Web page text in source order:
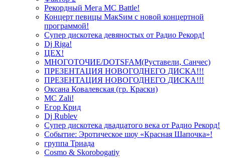
Рекордный Мега МС Battle!
Концерт певицы МакSим с новой концертной
программой!
Супер дискотека девяностых от Радио Рекорд!
Dj Riga!
ЦЕХ!
МНОГОТОЧИЕ/DOTSFAM(Руставели, Санчес)
ПРЕЗЕНТАЦИЯ НОВОГОДНЕГО ДИСКА!!!
ПРЕЗЕНТАЦИЯ НОВОГОДНЕГО ДИСКА!!!
Оксана Ковалевская (гр. Краски)
MC Zali!
Егор Крид
Dj Rublev
Супер дискотека двадцатого века от Радио Рекорд!
Событие: Эротическое шоу «Красная Шапочка»!
группа Триада
Cosmo & Skorobogatiy